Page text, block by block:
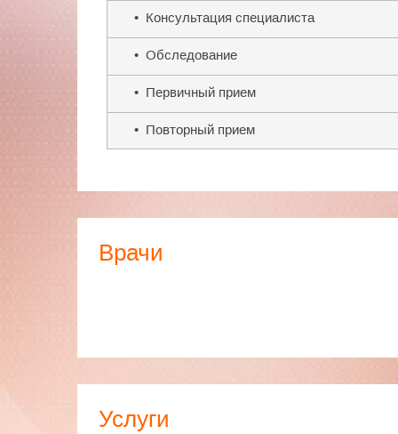
• Консультация специалиста
• Обследование
• Первичный прием
• Повторный прием
Врачи
Услуги